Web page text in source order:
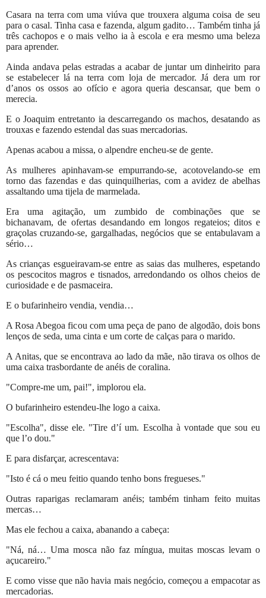
Casara na terra com uma viúva que trouxera alguma coisa de seu
para o casal. Tinha casa e fazenda, algum gadito… Também tinha já
três cachopos e o mais velho ia à escola e era mesmo uma beleza
para aprender.
Ainda andava pelas estradas a acabar de juntar um dinheirito para
se estabelecer lá na terra com loja de mercador. Já dera um ror
d’anos os ossos ao ofício e agora queria descansar, que bem o
merecia.
E o Joaquim entretanto ia descarregando os machos, desatando as
trouxas e fazendo estendal das suas mercadorias.
Apenas acabou a missa, o alpendre encheu-se de gente.
As mulheres apinhavam-se empurrando-se, acotovelando-se em
torno das fazendas e das quinquilherias, com a avidez de abelhas
assaltando uma tijela de marmelada.
Era uma agitação, um zumbido de combinações que se
bichanavam, de ofertas desandando em longos regateios; ditos e
graçolas cruzando-se, gargalhadas, negócios que se entabulavam a
sério…
As crianças esgueiravam-se entre as saias das mulheres, espetando
os pescocitos magros e tisnados, arredondando os olhos cheios de
curiosidade e de pasmaceira.
E o bufarinheiro vendia, vendia…
A Rosa Abegoa ficou com uma peça de pano de algodão, dois bons
lenços de seda, uma cinta e um corte de calças para o marido.
A Anitas, que se encontrava ao lado da mãe, não tirava os olhos de
uma caixa trasbordante de anéis de coralina.
"Compre-me um, pai!", implorou ela.
O bufarinheiro estendeu-lhe logo a caixa.
"Escolha", disse ele. "Tire d’í um. Escolha à vontade que sou eu
que l’o dou."
E para disfarçar, acrescentava:
"Isto é cá o meu feitio quando tenho bons fregueses."
Outras raparigas reclamaram anéis; também tinham feito muitas
mercas…
Mas ele fechou a caixa, abanando a cabeça:
"Ná, ná… Uma mosca não faz míngua, muitas moscas levam o
açucareiro."
E como visse que não havia mais negócio, começou a empacotar as
mercadorias.